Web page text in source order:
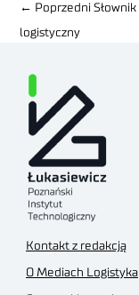
← Poprzedni Słownik
logistyczny
Kontakt z redakcją
O Mediach Logistyka